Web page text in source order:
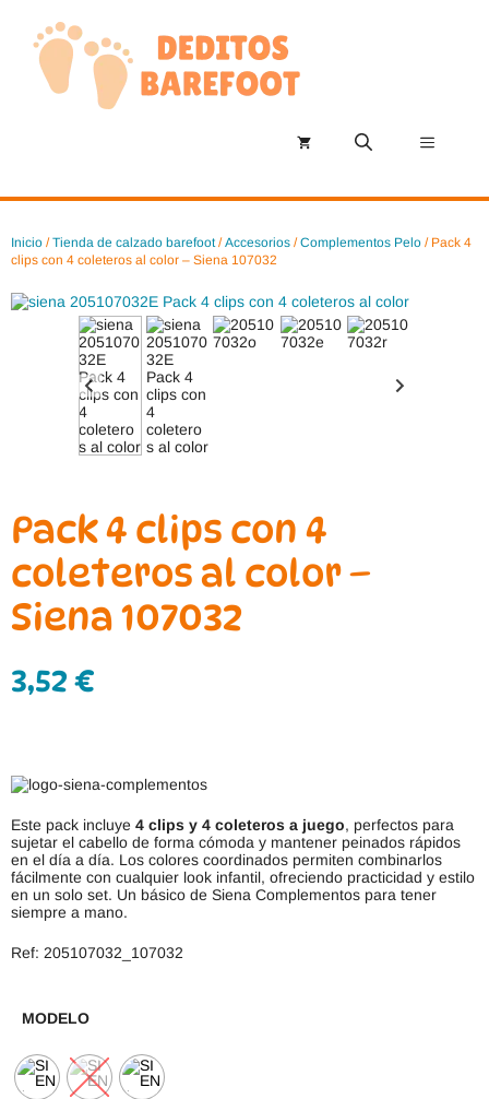
contenido
Menú
Inicio /Tienda de calzado barefoot/Accesorios /Complementos Pelo / Pack 4
clips con 4 coleteros al color – Siena 107032
Pack 4 clips con 4
coleteros al color –
Siena 107032
3,52 €
Este pack incluye 4 clips y 4 coleteros a juego, perfectos para
sujetar el cabello de forma cómoda y mantener peinados rápidos
en el día a día. Los colores coordinados permiten combinarlos
fácilmente con cualquier look infantil, ofreciendo practicidad y estilo
en un solo set. Un básico de Siena Complementos para tener
siempre a mano.
Ref: 205107032_107032
MODELO